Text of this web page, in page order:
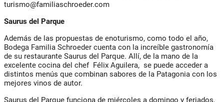
turismo@familiaschroeder.com
Saurus del Parque
Además de las propuestas de enoturismo, como todo el año,
Bodega Familia Schroeder cuenta con la increíble gastronomía
de su restaurante Saurus del Parque. Allí, de la mano de la
excelente cocina del chef Félix Aguilera, se puede acceder a
distintos menús que combinan sabores de la Patagonia con los
mejores vinos de autor.
Saurus del Parque funciona de miércoles a domingo y feriados,